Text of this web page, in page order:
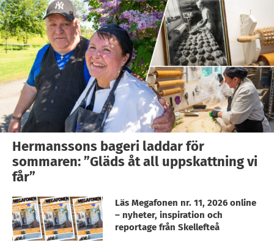
Hermanssons bageri laddar för
sommaren: ”Gläds åt all uppskattning vi
får”
Läs Megafonen nr. 11, 2026 online
– nyheter, inspiration och
reportage från Skellefteå